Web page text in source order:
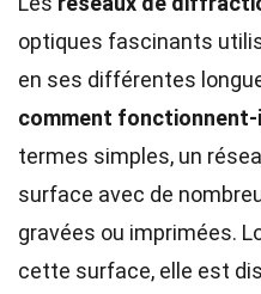
optiques fascinants
en ses différentes
comment
termes simples, un
surface avec de
gravées ou imprimées.
cette surface, elle est